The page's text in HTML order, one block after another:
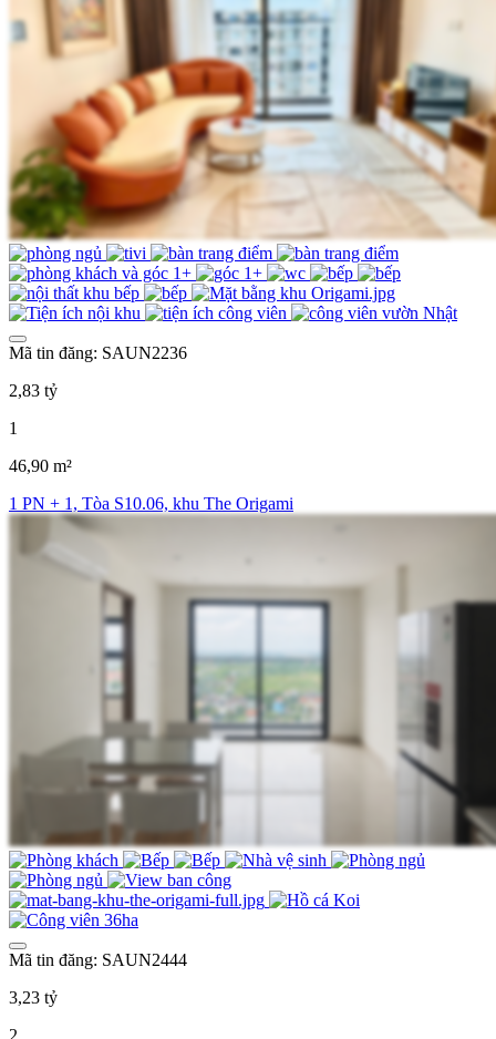
Mã tin đăng: SAUN2236
2,83 tỷ
1
46,90 m²
1 PN + 1, Tòa S10.06, khu The Origami
Mã tin đăng: SAUN2444
3,23 tỷ